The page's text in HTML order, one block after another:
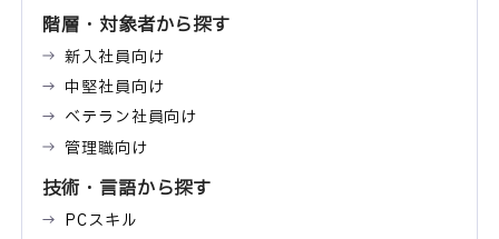
階層・対象者から探す
新入社員向け
中堅社員向け
ベテラン社員向け
管理職向け
技術・言語から探す
PCスキル